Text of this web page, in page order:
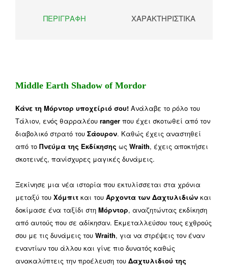
ΠΕΡΙΓΡΑΦΉ ΧΑΡΑΚΤΗΡΙΣΤΙΚΆ
Middle Earth Shadow of Mordor
Κάνε τη Μόρντορ υποχείριό σου! Ανάλαβε το ρόλο του
Τάλιον, ενός θαρραλέου ranger που έχει σκοτωθεί από τον
διαβολικό στρατό του Σάουρον. Καθώς έχεις αναστηθεί
από το Πνεύμα της Εκδίκησης ως Wraith, έχεις αποκτήσει
σκοτεινές, πανίσχυρες μαγικές δυνάμεις.
Ξεκίνησε μια νέα ιστορία που εκτυλίσσεται στα χρόνια
μεταξύ του Χόμπιτ και του Άρχοντα των Δαχτυλιδιών και
δοκίμασε ένα ταξίδι στη Μόρντορ, αναζητώντας εκδίκηση
από αυτούς που σε αδίκησαν. Εκμεταλλεύσου τους εχθρούς
σου με τις δυνάμεις του Wraith, για να στρέψεις τον έναν
εναντίων του άλλου και γίνε πιο δυνατός καθώς
ανακαλύπτεις την προέλευση του Δαχτυλιδιού της